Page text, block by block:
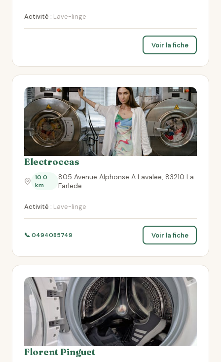
Activité : Lave-linge
Voir la fiche
Electroccas
10.0
km
805 Avenue Alphonse A Lavalee, 83210 La
Farlede
Activité : Lave-linge
📞 0494085749 Voir la fiche
Florent Pinguet